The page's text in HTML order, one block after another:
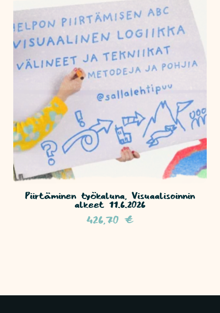
Piirtäminen työkaluna, Visuaalisoinnin
alkeet 11.6.2026
426,70 €